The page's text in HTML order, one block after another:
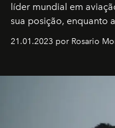
líder mundial em
sua posição, enquanto
21.01.2023 por Rosario